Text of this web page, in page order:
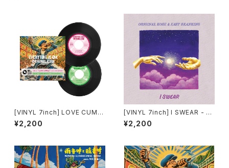
[VINYL 7inch] LOVE CUMBI
A / LIFE PARTY(EQUALIZER
REMIX) - ORIGINAL KOSE
¥2,200
[VINYL 7inch] I SWEAR - O
RIGINAL KOSE & EASY SKA
NKING
¥2,200